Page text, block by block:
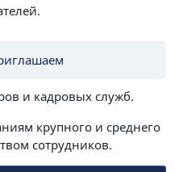
и кадровых служб.
крупного и среднего
сотрудников.